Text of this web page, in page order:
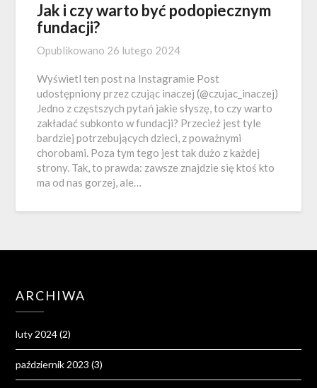
Jak i czy warto być podopiecznym
fundacji?
Opublikowano 26 lutego 2024
Wyświetl ten post na Instagramie Post
udostępniony przez czując inaczej (@czujac_inaczej)
Jedno z częstszych pytań jakie słyszę, to czy warto
zakładać subkonto w fundacji? Przecież jest tyle
bardziej potrzebujących dzieci, z poważnymi
chorobami. Poza tym tego jest tak dużo z każdej
strony. Tak, to prawda: zawsze znajdzie się ktoś kto
ma od nas gorzej, ale…
ARCHIWA
luty 2024(2)
październik 2023 (3)